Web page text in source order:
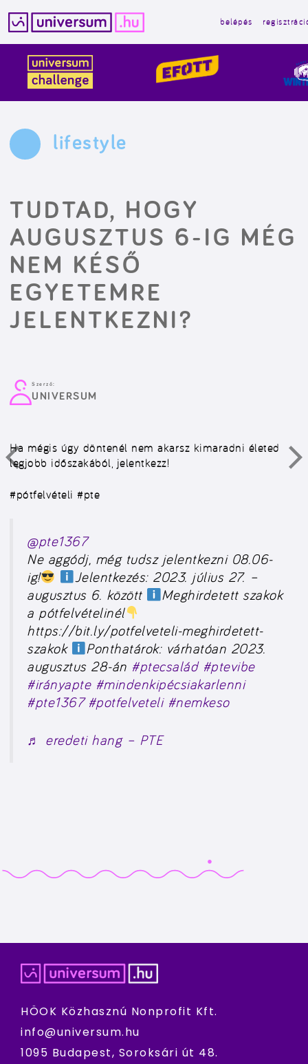
tartalomba
belépés
lifestyle
TUDTAD, HOGY
AUGUSZTUS 6-IG MÉG
NEM KÉSŐ
EGYETEMRE
JELENTKEZNI?
Szerző:
UNIVERSUM
Ha mégis úgy döntenél nem akarsz kimaradni életed
legjobb időszakából, jelentkezz!
#pótfelvételi #pte
@pte1367
Ne aggódj, még tudsz jelentkezni 08.06-
ig!
Jelentkezés: 2023. július 27. –
augusztus 6. között
Meghirdetett szakok
a pótfelvételinél
https://bit.ly/potfelveteli-meghirdetett-
szakok
Ponthatárok: várhatóan 2023.
augusztus 28-án #ptecsalád #ptevibe
#irányapte #mindenkipécsiakarlenni
#pte1367 #potfelveteli #nemkeso
♬ eredeti hang – PTE
HÖOK Közhasznú Nonprofit Kft.
info@universum.hu
1095 Budapest, Soroksári út 48.